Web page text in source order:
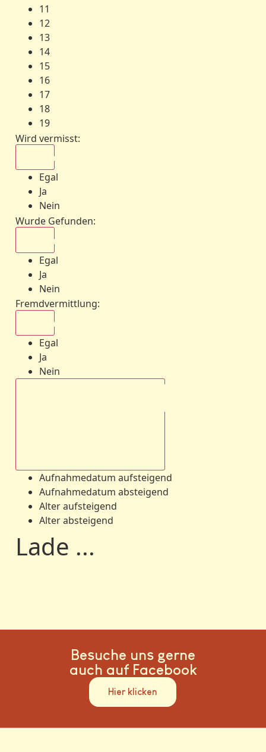
11
12
13
14
15
16
17
18
19
Wird vermisst:
Egal
Ja
Nein
Wurde Gefunden:
Egal
Ja
Nein
Fremdvermittlung:
Egal
Ja
Nein
Aufnahmedatum aufsteigend
Aufnahmedatum absteigend
Alter aufsteigend
Alter absteigend
Lade ...
Besuche uns gerne
auch auf Facebook
Hier klicken